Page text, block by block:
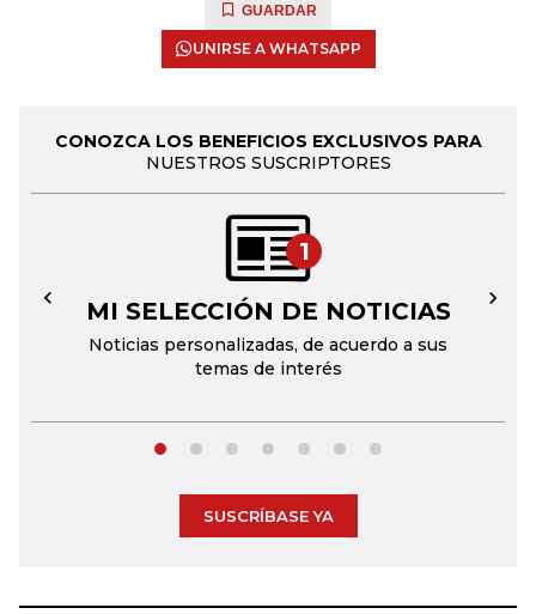
GUARDAR
UNIRSE A WHATSAPP
CONOZCA LOS BENEFICIOS EXCLUSIVOS PARA
NUESTROS SUSCRIPTORES
1
MI SELECCIÓN DE NOTICIAS
Noticias personalizadas, de acuerdo a sus
temas de interés
← →
SUSCRÍBASE YA